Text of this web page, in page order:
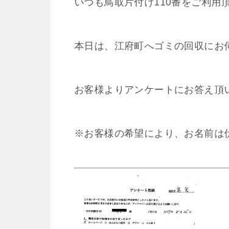
いつも鳥取片付け110番をご利用
本日は、江府町へゴミの回収にお
お客様よりアンケートにお答え頂
※お客様の希望により、お名前は